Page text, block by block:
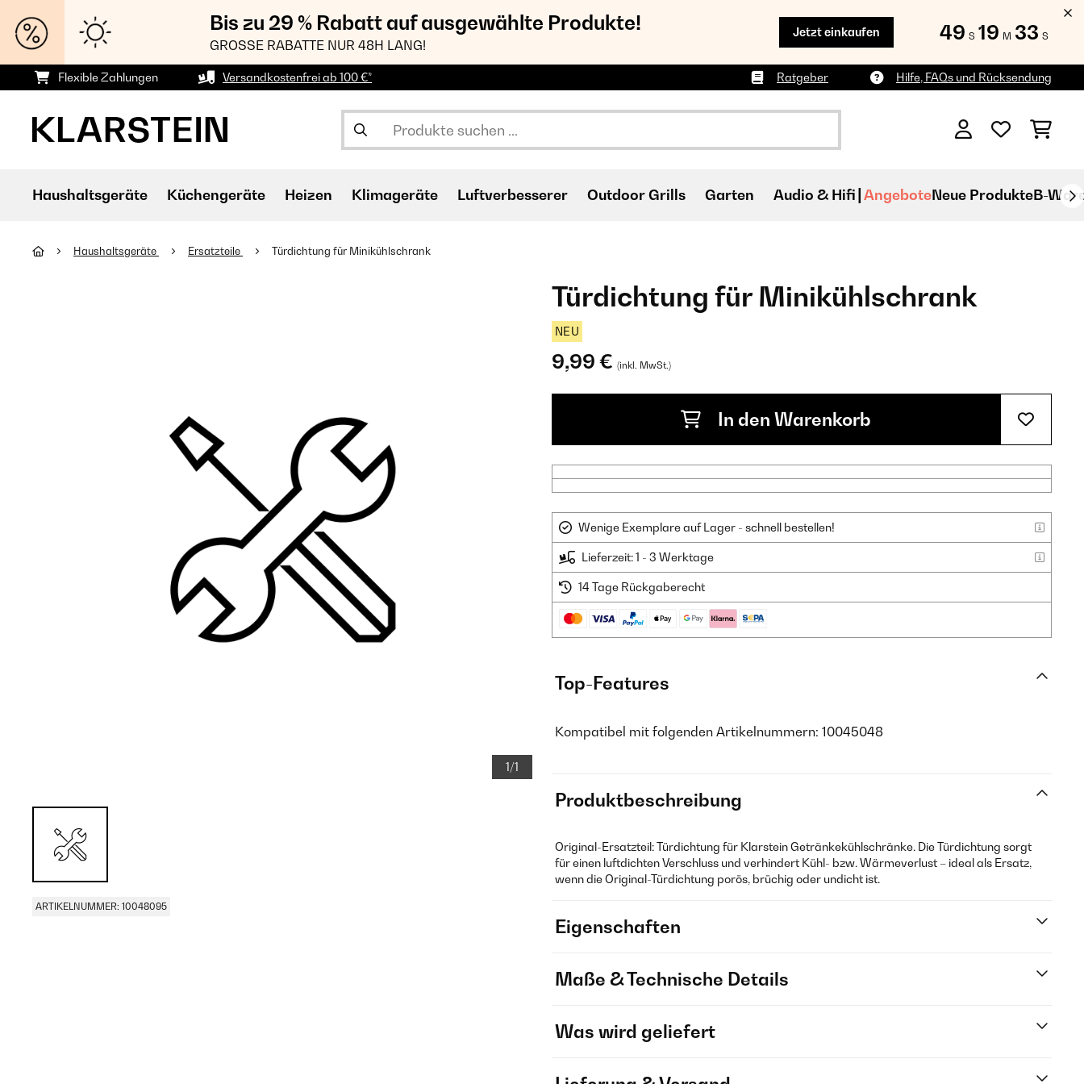
Bis zu 29 % Rabatt auf ausgewählte Produkte!
GROSSE RABATTE NUR 48H LANG!
Jetzt einkaufen 49 S 19 M 32 S
Flexible Zahlungen Versandkostenfrei ab 100 €* Ratgeber Hilfe, FAQs und Rücksendung
Haushaltsgeräte Küchengeräte Heizen Klimageräte Luftverbesserer Outdoor Grills Garten Audio & Hifi AngeboteNeue ProdukteB-
Haushaltsgeräte Ersatzteile Türdichtung für Minikühlschrank
1/1
ARTIKELNUMMER: 10048095
Türdichtung für Minikühlschrank
NEU
9,99 € (inkl. MwSt.)
In den Warenkorb
Wenige Exemplare auf Lager - schnell bestellen!
Lieferzeit: 1 - 3 Werktage
14 Tage Rückgaberecht
Top-Features
Kompatibel mit folgenden Artikelnummern: 10045048
Produktbeschreibung
Original-Ersatzteil: Türdichtung für Klarstein Getränkekühlschränke. Die Türdichtung sorgt
für einen luftdichten Verschluss und verhindert Kühl- bzw. Wärmeverlust – ideal als Ersatz,
wenn die Original-Türdichtung porös, brüchig oder undicht ist.
Eigenschaften
Maße & Technische Details
Was wird geliefert